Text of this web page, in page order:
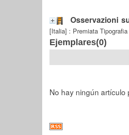
Osservazioni
[Italia] : Premiata
Ejemplares(0)
No hay ningún artículo